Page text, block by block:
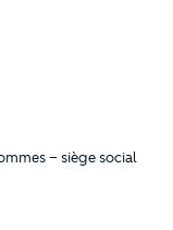
– siège social